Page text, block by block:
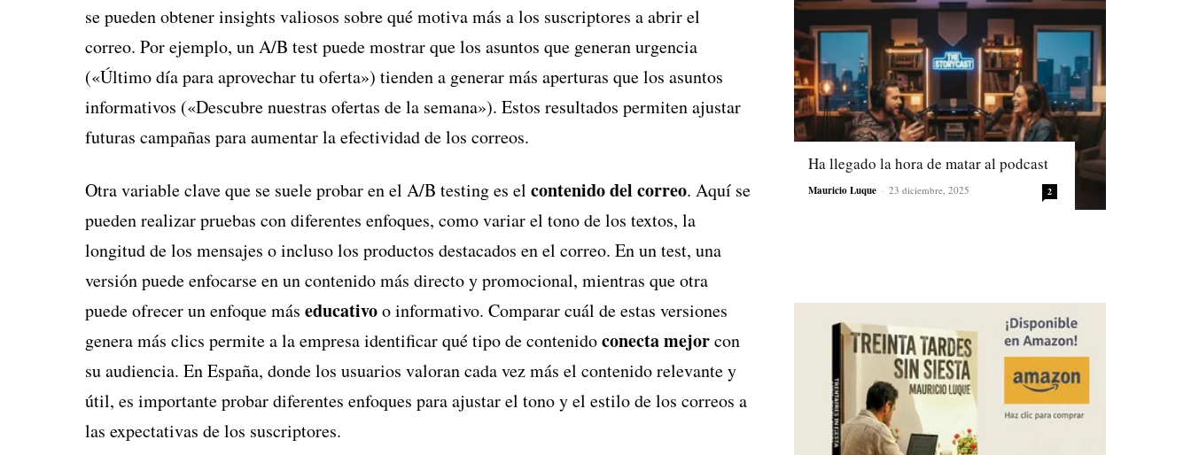
se pueden obtener insights valiosos sobre qué motiva más a los suscriptores a abrir el
correo. Por ejemplo, un A/B test puede mostrar que los asuntos que generan urgencia
(«Último día para aprovechar tu oferta») tienden a generar más aperturas que los asuntos
informativos («Descubre nuestras ofertas de la semana»). Estos resultados permiten ajustar
futuras campañas para aumentar la efectividad de los correos.
Otra variable clave que se suele probar en el A/B testing es el contenido del correo. Aquí se
pueden realizar pruebas con diferentes enfoques, como variar el tono de los textos, la
longitud de los mensajes o incluso los productos destacados en el correo. En un test, una
versión puede enfocarse en un contenido más directo y promocional, mientras que otra
puede ofrecer un enfoque más educativoo informativo. Comparar cuál de estas versiones
genera más clics permite a la empresa identificar qué tipo de contenidoconecta mejorcon
su audiencia. En España, donde los usuarios valoran cada vez más el contenido relevante y
útil, es importante probar diferentes enfoques para ajustar el tono y el estilo de los correos a
las expectativas de los suscriptores.
Ha llegado la hora de matar al podcast
Mauricio Luque - 23 diciembre, 2025 2